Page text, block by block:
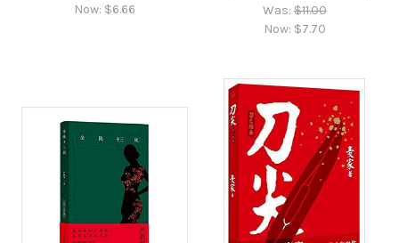
Now: $6.66 Was:$11.00
Now: $7.70